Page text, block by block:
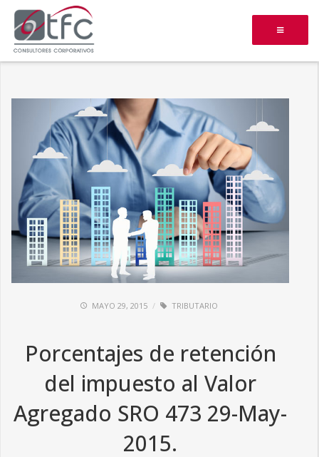
MAYO 29, 2015 TRIBUTARIO
Porcentajes de retención
del impuesto al Valor
Agregado SRO 473 29-May-
2015.